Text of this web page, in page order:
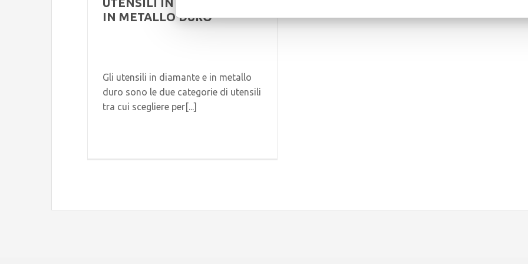
UTENSILI IN DIAMANTE E
IN METALLO DURO
Gli utensili in diamante e in metallo
duro sono le due categorie di utensili
tra cui scegliere per[...]